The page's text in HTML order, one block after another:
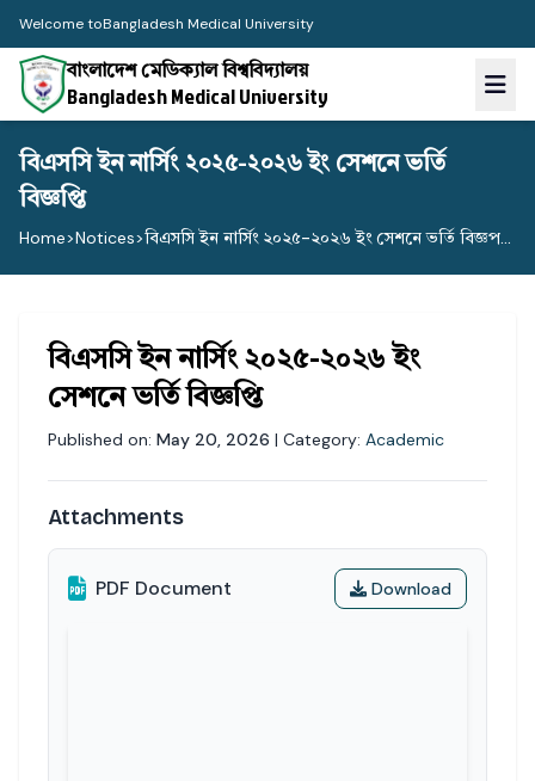
Welcome toBangladesh Medical University
বাংলাদেশ মেডিক্যাল বিশ্ববিদ্যালয়
Bangladesh Medical University
বিএসসি ইন নার্সিং ২০২৫-২০২৬ ইং সেশনে ভর্তি
বিজ্ঞপ্তি
Home>Notices>বিএসসি ইন নার্সিং ২০২৫-২০২৬ ইং সেশনে ভর্তি বিজ্ঞপ...
বিএসসি ইন নার্সিং ২০২৫-২০২৬ ইং
সেশনে ভর্তি বিজ্ঞপ্তি
Published on: May 20, 2026 | Category: Academic
Attachments
PDF Document Download